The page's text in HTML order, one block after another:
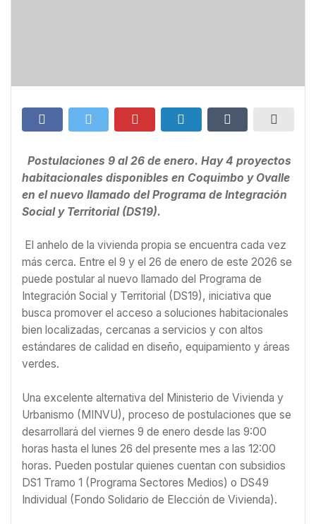
Postulaciones 9 al 26 de enero. Hay 4 proyectos
habitacionales disponibles en Coquimbo y Ovalle
en el nuevo llamado del Programa de Integración
Social y Territorial (DS19).
El anhelo de la vivienda propia se encuentra cada vez
más cerca. Entre el 9 y el 26 de enero de este 2026 se
puede postular al nuevo llamado del Programa de
Integración Social y Territorial (DS19), iniciativa que
busca promover el acceso a soluciones habitacionales
bien localizadas, cercanas a servicios y con altos
estándares de calidad en diseño, equipamiento y áreas
verdes.
Una excelente alternativa del Ministerio de Vivienda y
Urbanismo (MINVU), proceso de postulaciones que se
desarrollará del viernes 9 de enero desde las 9:00
horas hasta el lunes 26 del presente mes a las 12:00
horas. Pueden postular quienes cuentan con subsidios
DS1 Tramo 1 (Programa Sectores Medios) o DS49
Individual (Fondo Solidario de Elección de Vivienda).